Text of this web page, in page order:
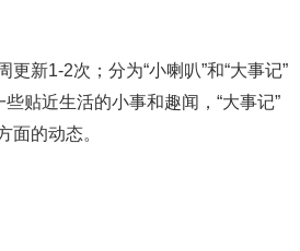
新1-2次；分为“小喇叭”和“大事记”
些贴近生活的小事和趣闻，“大事记”
面的动态。